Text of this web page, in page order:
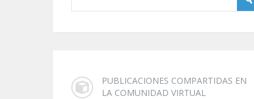
PUBLICACIONES COMPARTIDAS EN
LA COMUNIDAD VIRTUAL